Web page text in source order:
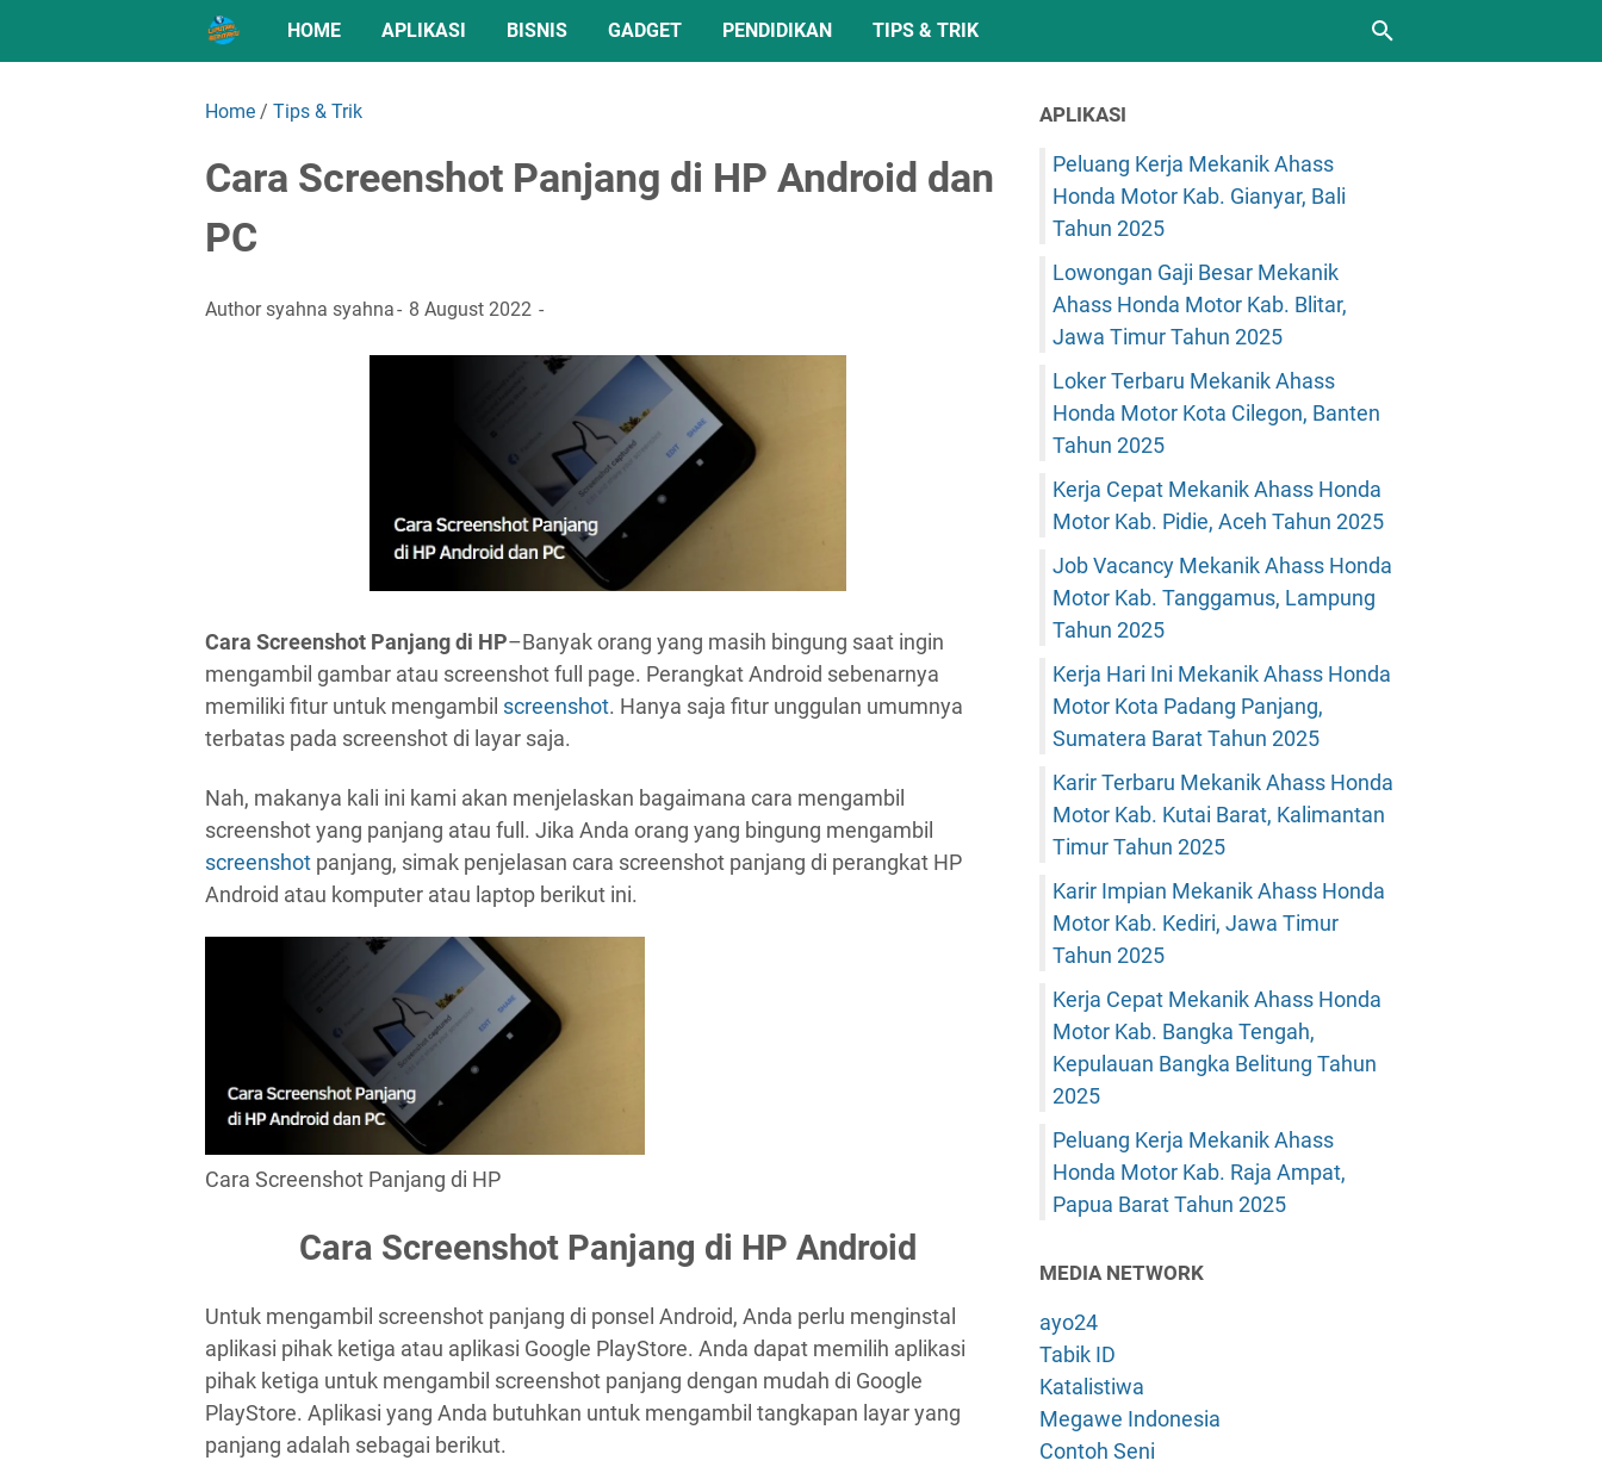
HOME APLIKASI BISNIS GADGET PENDIDIKAN TIPS & TRIK
Home / Tips & Trik
Cara Screenshot Panjang di HP Android dan
PC
Authorsyahna syahna 8 August 2022
Cara Screenshot Panjang di HP–Banyak orang yang masih bingung saat ingin
mengambil gambar atau screenshot full page. Perangkat Android sebenarnya
memiliki fitur untuk mengambil screenshot. Hanya saja fitur unggulan umumnya
terbatas pada screenshot di layar saja.
Nah, makanya kali ini kami akan menjelaskan bagaimana cara mengambil
screenshot yang panjang atau full. Jika Anda orang yang bingung mengambil
screenshot panjang, simak penjelasan cara screenshot panjang di perangkat HP
Android atau komputer atau laptop berikut ini.
Cara Screenshot Panjang di HP
Cara Screenshot Panjang di HP Android
Untuk mengambil screenshot panjang di ponsel Android, Anda perlu menginstal
aplikasi pihak ketiga atau aplikasi Google PlayStore. Anda dapat memilih aplikasi
pihak ketiga untuk mengambil screenshot panjang dengan mudah di Google
PlayStore. Aplikasi yang Anda butuhkan untuk mengambil tangkapan layar yang
panjang adalah sebagai berikut.
APLIKASI
Peluang Kerja Mekanik Ahass
Honda Motor Kab. Gianyar, Bali
Tahun 2025
Lowongan Gaji Besar Mekanik
Ahass Honda Motor Kab. Blitar,
Jawa Timur Tahun 2025
Loker Terbaru Mekanik Ahass
Honda Motor Kota Cilegon, Banten
Tahun 2025
Kerja Cepat Mekanik Ahass Honda
Motor Kab. Pidie, Aceh Tahun 2025
Job Vacancy Mekanik Ahass Honda
Motor Kab. Tanggamus, Lampung
Tahun 2025
Kerja Hari Ini Mekanik Ahass Honda
Motor Kota Padang Panjang,
Sumatera Barat Tahun 2025
Karir Terbaru Mekanik Ahass Honda
Motor Kab. Kutai Barat, Kalimantan
Timur Tahun 2025
Karir Impian Mekanik Ahass Honda
Motor Kab. Kediri, Jawa Timur
Tahun 2025
Kerja Cepat Mekanik Ahass Honda
Motor Kab. Bangka Tengah,
Kepulauan Bangka Belitung Tahun
2025
Peluang Kerja Mekanik Ahass
Honda Motor Kab. Raja Ampat,
Papua Barat Tahun 2025
MEDIA NETWORK
ayo24
Tabik ID
Katalistiwa
Megawe Indonesia
Contoh Seni